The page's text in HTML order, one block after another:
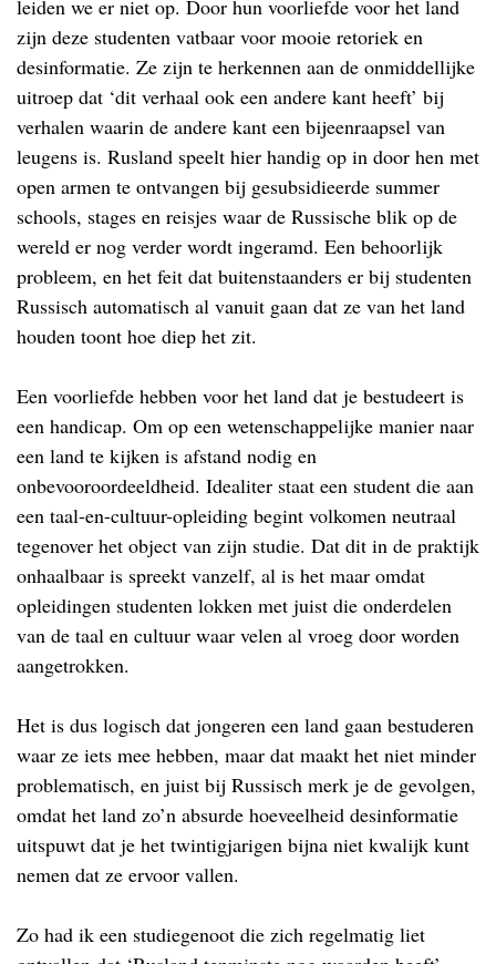
leiden we er niet op. Door hun voorliefde voor het land
zijn deze studenten vatbaar voor mooie retoriek en
desinformatie. Ze zijn te herkennen aan de onmiddellijke
uitroep dat ‘dit verhaal ook een andere kant heeft’ bij
verhalen waarin de andere kant een bijeenraapsel van
leugens is. Rusland speelt hier handig op in door hen met
open armen te ontvangen bij gesubsidieerde summer
schools, stages en reisjes waar de Russische blik op de
wereld er nog verder wordt ingeramd. Een behoorlijk
probleem, en het feit dat buitenstaanders er bij studenten
Russisch automatisch al vanuit gaan dat ze van het land
houden toont hoe diep het zit.
Een voorliefde hebben voor het land dat je bestudeert is
een handicap. Om op een wetenschappelijke manier naar
een land te kijken is afstand nodig en
onbevooroordeeldheid. Idealiter staat een student die aan
een taal-en-cultuur-opleiding begint volkomen neutraal
tegenover het object van zijn studie. Dat dit in de praktijk
onhaalbaar is spreekt vanzelf, al is het maar omdat
opleidingen studenten lokken met juist die onderdelen
van de taal en cultuur waar velen al vroeg door worden
aangetrokken.
Het is dus logisch dat jongeren een land gaan bestuderen
waar ze iets mee hebben, maar dat maakt het niet minder
problematisch, en juist bij Russisch merk je de gevolgen,
omdat het land zo’n absurde hoeveelheid desinformatie
uitspuwt dat je het twintigjarigen bijna niet kwalijk kunt
nemen dat ze ervoor vallen.
Zo had ik een studiegenoot die zich regelmatig liet